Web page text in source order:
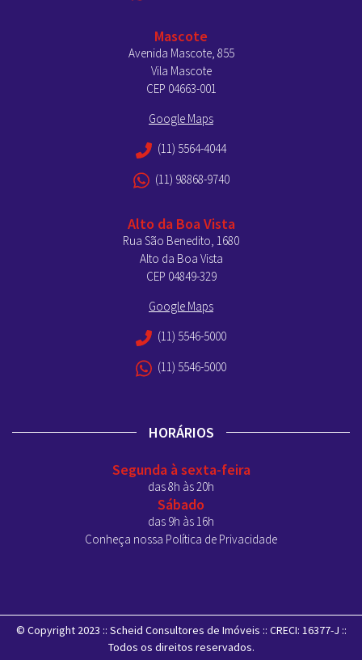
Mascote
Avenida Mascote, 855
Vila Mascote
CEP 04663-001
Google Maps
(11) 5564-4044
(11) 98868-9740
Alto da Boa Vista
Rua São Benedito, 1680
Alto da Boa Vista
CEP 04849-329
Google Maps
(11) 5546-5000
(11) 5546-5000
HORÁRIOS
Segunda à sexta-feira
das 8h às 20h
Sábado
das 9h às 16h
Conheça nossa Política de Privacidade
© Copyright 2023 :: Scheid Consultores de Imóveis :: CRECI: 16377-J ::
Todos os direitos reservados.